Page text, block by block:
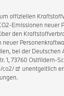
offiziellen
Emissionen neuer
den
neuer
bei der Deutschen
1, 73760 Ostfildern-
co2/
unentgeltlich